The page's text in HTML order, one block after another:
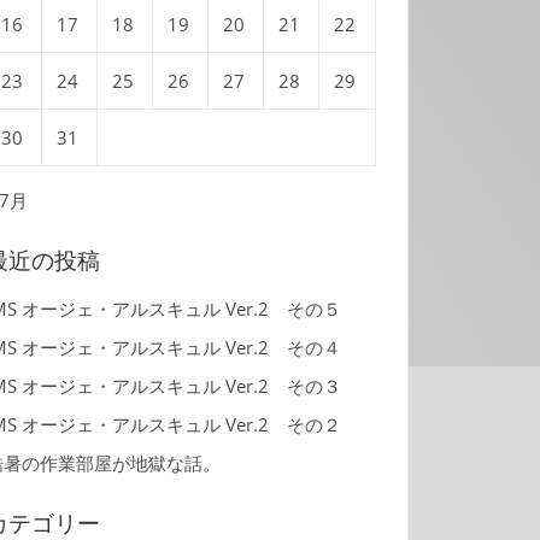
16 17 18 19 20 21 22
23 24 25 26 27 28 29
30 31
月
近の投稿
オージェ・アルスキュル Ver.2 その５
オージェ・アルスキュル Ver.2 その４
オージェ・アルスキュル Ver.2 その３
オージェ・アルスキュル Ver.2 その２
の作業部屋が地獄な話。
テゴリー